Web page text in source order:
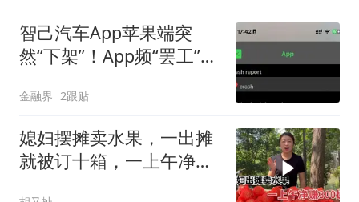
智己汽车App苹果端突
然“下架”！App频“罢工”，
金融界 2跟贴
媳妇摆摊卖水果，一出摊
就被订十箱，一上午净赚